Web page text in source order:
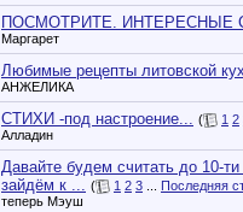
ПОСМОТРИТЕ. ИНТЕРЕСНЫЕ
Маргарет
Любимые рецепты литовской
АНЖЕЛИКА
СТИХИ -под настроение... ( 1 2
Алладин
Давайте будем считать до 10-
зайдём к ... ( 1 2 3 Последняя
теперь Мэуш